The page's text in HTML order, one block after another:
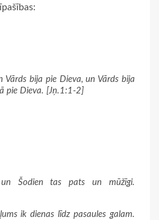
Vārds bija pie Dieva, un Vārds bija
pie Dieva. [Jņ.1:1-2]
Šodien tas pats un mūžīgi.
ik dienas līdz pasaules galam.